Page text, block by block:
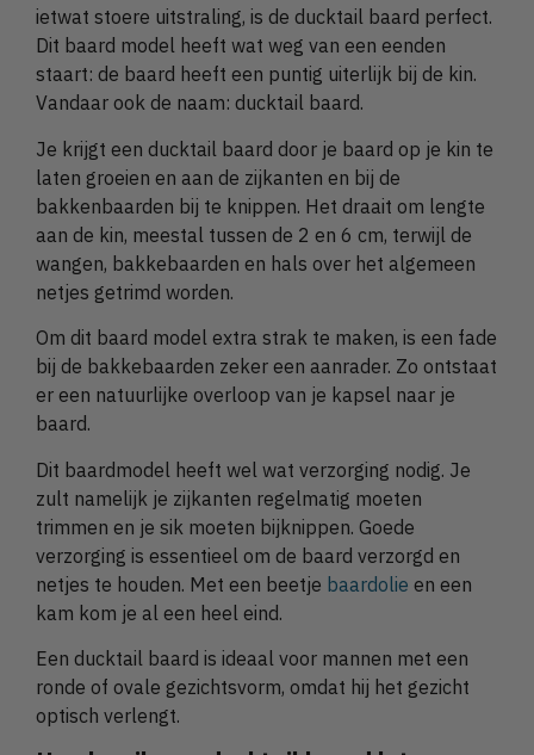
ietwat stoere uitstraling, is de ducktail baard perfect.
Dit baard model heeft wat weg van een eenden
staart: de baard heeft een puntig uiterlijk bij de kin.
Vandaar ook de naam: ducktail baard.
Je krijgt een ducktail baard door je baard op je kin te
laten groeien en aan de zijkanten en bij de
bakkenbaarden bij te knippen. Het draait om lengte
aan de kin, meestal tussen de 2 en 6 cm, terwijl de
wangen, bakkebaarden en hals over het algemeen
netjes getrimd worden.
Om dit baard model extra strak te maken, is een fade
bij de bakkebaarden zeker een aanrader. Zo ontstaat
er een natuurlijke overloop van je kapsel naar je
baard.
Dit baardmodel heeft wel wat verzorging nodig. Je
zult namelijk je zijkanten regelmatig moeten
trimmen en je sik moeten bijknippen. Goede
verzorging is essentieel om de baard verzorgd en
netjes te houden. Met een beetje baardolie en een
kam kom je al een heel eind.
Een ducktail baard is ideaal voor mannen met een
ronde of ovale gezichtsvorm, omdat hij het gezicht
optisch verlengt.